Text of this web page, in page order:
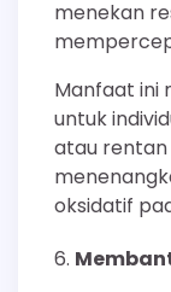
menekan
Manfaat ini
untuk
atau rentan
oksidatif